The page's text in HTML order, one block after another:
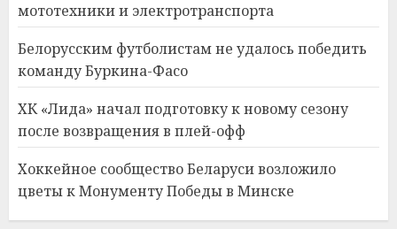
мототехники и электротранспорта
Белорусским футболистам не удалось победить
команду Буркина-Фасо
ХК «Лида» начал подготовку к новому сезону
после возвращения в плей-офф
Хоккейное сообщество Беларуси возложило
цветы к Монументу Победы в Минске